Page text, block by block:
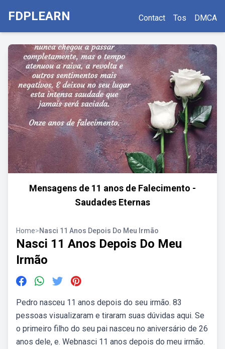
FDPLEARN Contact Tos DMCA
Mensagens de 11 anos de Falecimento -
Saudades Eternas
Home>Nasci 11 Anos Depois Do Meu Irmão
Nasci 11 Anos Depois Do Meu
Irmão
Pedro nasceu 11 anos depois do seu irmão. 83
pessoas visualizaram e tiraram suas dúvidas aqui. Se
o primeiro filho do seu pai nasceu no aniversário de 26
anos dele, e. Webnasci 11 anos depois do meu irmão.